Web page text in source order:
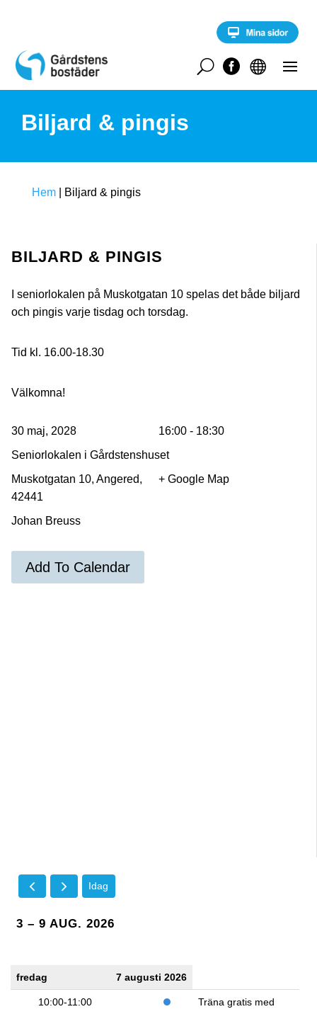
c
n


U
Biljard & pingis
Hem Biljard & pingis
BILJARD & PINGIS
I seniorlokalen på Muskotgatan 10 spelas det både biljard
och pingis varje tisdag och torsdag.
Tid kl. 16.00-18.30
Välkomna!
30 maj, 2028
16:00 - 18:30
Seniorlokalen i Gårdstenshuset
Muskotgatan 10, Angered,
42441
+ Google Map
Johan Breuss
Add To Calendar
Idag
3 – 9 AUG. 2026
fredag 7 augusti 2026
10:00-11:00
Träna gratis med